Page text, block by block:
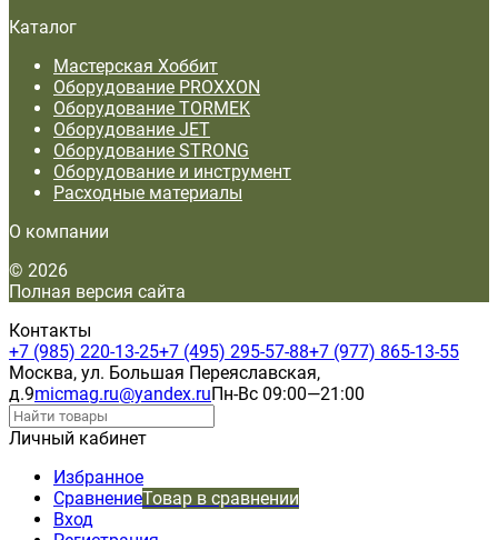
Каталог
Мастерская Хоббит
Оборудование PROXXON
Оборудование TORMEK
Оборудование JET
Оборудование STRONG
Оборудование и инструмент
Расходные материалы
О компании
© 2026
Полная версия сайта
Контакты
+7 (985) 220-13-25+7 (495) 295-57-88+7 (977) 865-13-55
Москва, ул. Большая Переяславская,
д.9micmag.ru@yandex.ruПн-Вс 09:00—21:00
Личный кабинет
Избранное
СравнениеТовар в сравнении
Вход